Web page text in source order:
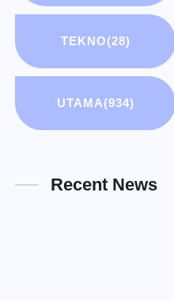
TEKNO(28)
UTAMA(934)
Recent News